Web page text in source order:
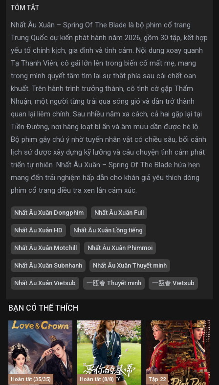
TÓM TẮT
Nhất Âu Xuân – Spring Of The Blade là bộ phim cổ trang
Trung Quốc dự kiến phát hành năm 2026, gồm 30 tập, kết hợp
yếu tố chính kịch, gia đình và tình cảm. Nội dung xoay quanh
Tạ Thanh Viên, cô gái lớn lên trong biến cố mất mẹ, mang
trong mình quyết tâm tìm lại sự thật phía sau cái chết oan
khuất. Trên hành trình trưởng thành, cô tình cờ gặp Thẩm
Nhuận, một người từng trải qua sóng gió và dần trở thành
quan lại liêm chính. Sau nhiều năm xa cách, cả hai gặp lại tại
Tiền Đường, nơi hàng loạt bí ẩn và âm mưu dần được hé lộ.
Bộ phim gây chú ý nhờ tuyến nhân vật có chiều sâu, bối cảnh
lịch sử được xây dựng kỹ lưỡng và câu chuyện tình cảm phát
triển tự nhiên. Nhất Âu Xuân – Spring Of The Blade hứa hẹn
mang đến trải nghiệm hấp dẫn cho khán giả yêu thích dòng
phim cổ trang điều tra xen lẫn cảm xúc.
Nhất Âu Xuân Dongphim Nhất Âu Xuân Full
Nhất Âu Xuân HD Nhất Âu Xuân Lồng tiếng
Nhất Âu Xuân Motchill Nhất Âu Xuân Phimmoi
Nhất Âu Xuân Subnhanh Nhất Âu Xuân Thuyết minh
Nhất Âu Xuân Vietsub 一瓯春 Thuyết minh 一瓯春 Vietsub
BẠN CÓ THỂ THÍCH
Hoàn tất (35/35) Hoàn tất (8/8) Tập 22